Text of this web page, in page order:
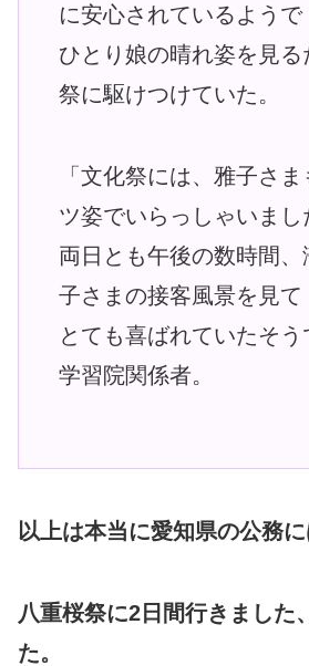
に安心されているようで
ひとり娘の晴れ姿を見
祭に駆けつけていた。
「文化祭には、雅子さ
ツ姿でいらっしゃいまし
両日とも午後の数時間
子さまの接客風景を見て
とても喜ばれていたそ
学習院関係者。
以上は本当に愛知県の公務
八重桜祭に2日間行きました
た。